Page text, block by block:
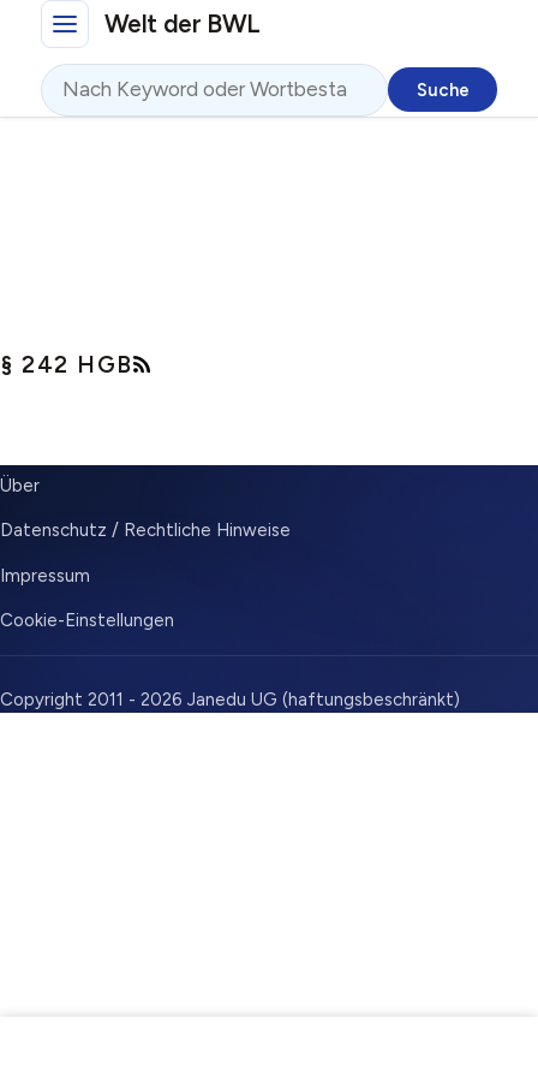
Direkt zum InhaltWelt der BWL
Suche
§ 242 HGB
SUBMENU
Über
Datenschutz / Rechtliche Hinweise
Impressum
Cookie-Einstellungen
Copyright 2011 - 2026 Janedu UG (haftungsbeschränkt)